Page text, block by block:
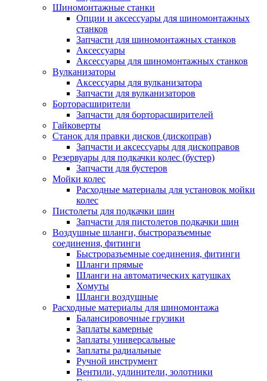
Шиномонтажные станки
Опции и аксессуары для шиномонтажных
станков
Запчасти для шиномонтажных станков
Аксессуары
Аксессуары для шиномонтажных станков
Вулканизаторы
Аксессуары для вулканизатора
Запчасти для вулканизаторов
Борторасширители
Запчасти для борторасширителей
Гайковерты
Станок для правки дисков (дископрав)
Запчасти и аксессуары для дископравов
Резервуары для подкачки колес (бустер)
Запчасти для бустеров
Мойки колес
Расходные материалы для установок мойки
колес
Пистолеты для подкачки шин
Запчасти для пистолетов подкачки шин
Воздушные шланги, быстроразъемные
соединения, фитинги
Быстроразъемные соединения, фитинги
Шланги прямые
Шланги на автоматических катушках
Хомуты
Шланги воздушные
Расходные материалы для шиномонтажа
Балансировочные грузики
Заплаты камерные
Заплаты универсальные
Заплаты радиальные
Ручной инструмент
Вентили, удлинители, золотники